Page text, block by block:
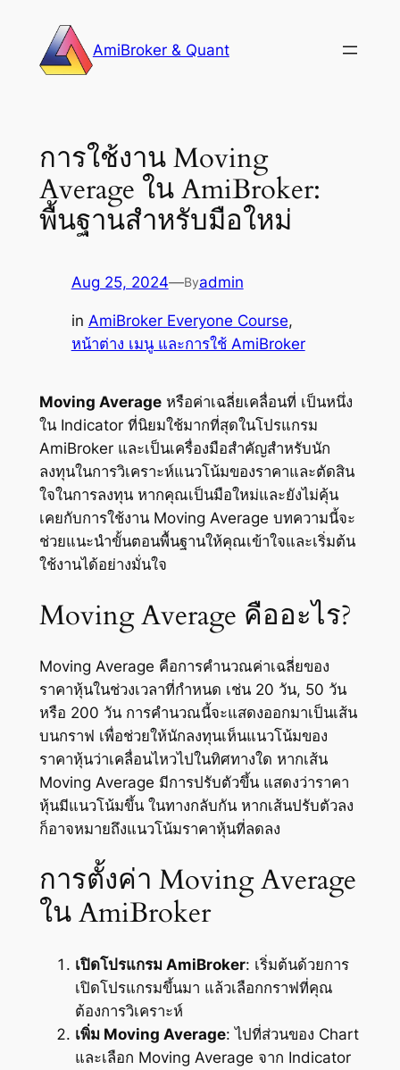
content
AmiBroker & Quant
การใช้งาน Moving
Average ใน AmiBroker:
พื้นฐานสำหรับมือใหม่
Aug 25, 2024—Byadmin
in AmiBroker Everyone Course
หน้าต่าง เมนู และการใช้ AmiBroker
Moving Averageหรือค่าเฉลี่ยเคลื่อนที่ เป็นหนึ่ง
ใน Indicator ที่นิยมใช้มากที่สุดในโปรแกรม
AmiBroker และเป็นเครื่องมือสำคัญสำหรับนัก
ลงทุนในการวิเคราะห์แนวโน้มของราคาและตัดสิน
ใจในการลงทุน หากคุณเป็นมือใหม่และยังไม่คุ้น
เคยกับการใช้งาน Moving Average บทความนี้จะ
ช่วยแนะนำขั้นตอนพื้นฐานให้คุณเข้าใจและเริ่มต้น
ใช้งานได้อย่างมั่นใจ
Moving Average คืออะไร?
Moving Average คือการคำนวณค่าเฉลี่ยของ
ราคาหุ้นในช่วงเวลาที่กำหนด เช่น 20 วัน, 50 วัน
หรือ 200 วัน การคำนวณนี้จะแสดงออกมาเป็นเส้น
บนกราฟ เพื่อช่วยให้นักลงทุนเห็นแนวโน้มของ
ราคาหุ้นว่าเคลื่อนไหวไปในทิศทางใด หากเส้น
Moving Average มีการปรับตัวขึ้น แสดงว่าราคา
หุ้นมีแนวโน้มขึ้น ในทางกลับกัน หากเส้นปรับตัวลง
ก็อาจหมายถึงแนวโน้มราคาหุ้นที่ลดลง
การตั้งค่า Moving Average
ใน AmiBroker
เปิดโปรแกรม AmiBroker: เริ่มต้นด้วยการ
เปิดโปรแกรมขึ้นมา แล้วเลือกกราฟที่คุณ
ต้องการวิเคราะห์
เพิ่ม Moving Average: ไปที่ส่วนของ Chart
และเลือก Moving Average จาก Indicator